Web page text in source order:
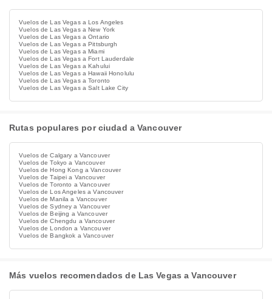
Vuelos de Las Vegas a Los Angeles
Vuelos de Las Vegas a New York
Vuelos de Las Vegas a Ontario
Vuelos de Las Vegas a Pittsburgh
Vuelos de Las Vegas a Miami
Vuelos de Las Vegas a Fort Lauderdale
Vuelos de Las Vegas a Kahului
Vuelos de Las Vegas a Hawaii Honolulu
Vuelos de Las Vegas a Toronto
Vuelos de Las Vegas a Salt Lake City
Rutas populares por ciudad a Vancouver
Vuelos de Calgary a Vancouver
Vuelos de Tokyo a Vancouver
Vuelos de Hong Kong a Vancouver
Vuelos de Taipei a Vancouver
Vuelos de Toronto a Vancouver
Vuelos de Los Angeles a Vancouver
Vuelos de Manila a Vancouver
Vuelos de Sydney a Vancouver
Vuelos de Beijing a Vancouver
Vuelos de Chengdu a Vancouver
Vuelos de London a Vancouver
Vuelos de Bangkok a Vancouver
Más vuelos recomendados de Las Vegas a Vancouver